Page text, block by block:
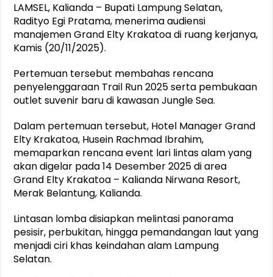
LAMSEL, Kalianda – Bupati Lampung Selatan,
Radityo Egi Pratama, menerima audiensi
manajemen Grand Elty Krakatoa di ruang kerjanya,
Kamis (20/11/2025).
Pertemuan tersebut membahas rencana
penyelenggaraan Trail Run 2025 serta pembukaan
outlet suvenir baru di kawasan Jungle Sea.
Dalam pertemuan tersebut, Hotel Manager Grand
Elty Krakatoa, Husein Rachmad Ibrahim,
memaparkan rencana event lari lintas alam yang
akan digelar pada 14 Desember 2025 di area
Grand Elty Krakatoa – Kalianda Nirwana Resort,
Merak Belantung, Kalianda.
Lintasan lomba disiapkan melintasi panorama
pesisir, perbukitan, hingga pemandangan laut yang
menjadi ciri khas keindahan alam Lampung
Selatan.